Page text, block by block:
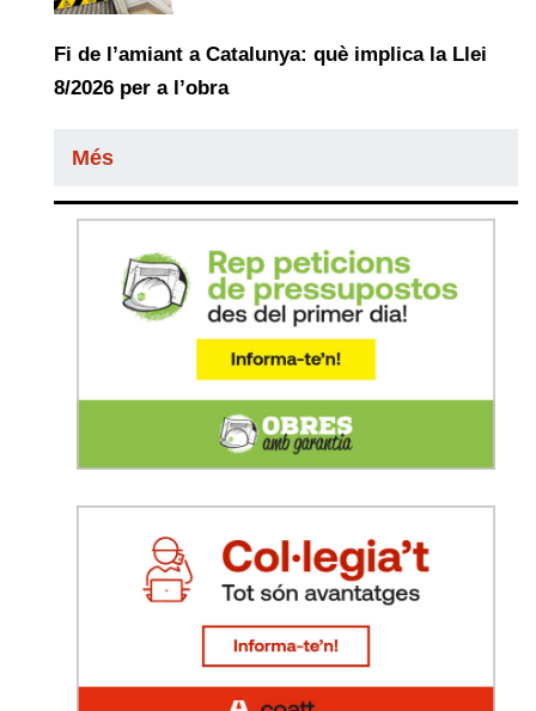
Fi de l’amiant a Catalunya: què implica la Llei
8/2026 per a l’obra
Més